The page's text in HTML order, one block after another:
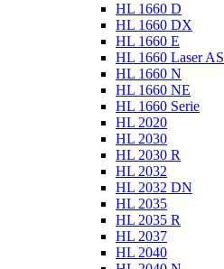
HL 1660 D
HL 1660 DX
HL 1660 E
HL 1660 Laser AS
HL 1660 N
HL 1660 NE
HL 1660 Serie
HL 2020
HL 2030
HL 2030 R
HL 2032
HL 2032 DN
HL 2035
HL 2035 R
HL 2037
HL 2040